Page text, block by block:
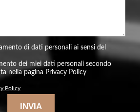
di dati personali ai sensi del
dei miei dati personali secondo
nella pagina Privacy Policy
Policy
INVIA